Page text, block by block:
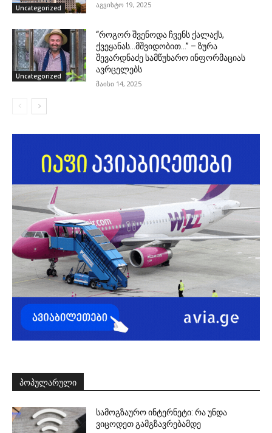
Uncategorized აგვისტო 19, 2025
Uncategorized
“როგორ შვენოდა ჩვენს ქალაქს,
ქვეყანას…მშვიდობით…” – ზურა
შევარდნაძე სამწუხარო ინფორმაციას
ავრცელებს
მაისი 14, 2025
ᲞᲝᲞᲣᲚᲐᲠᲣᲚᲘ
სამოგზაურო ინტერნეტი: რა უნდა
ვიცოდეთ გამგზავრებამდე